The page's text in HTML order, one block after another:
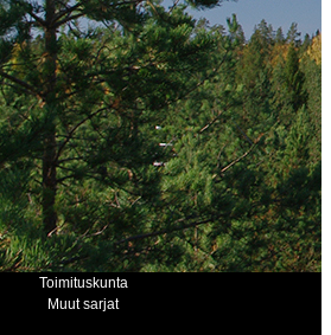
Toimituskunta
Muut sarjat